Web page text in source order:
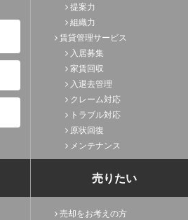
提案力
組織力
賃貸管理サービス
入居募集
家賃回収
入退去管理
クレーム対応
トラブル対応
原状回復
メンテナンス
売りたい
売却をお考えの方